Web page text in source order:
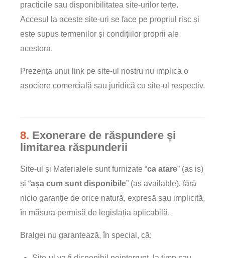
practicile sau disponibilitatea site-urilor terțe.
Accesul la aceste site-uri se face pe propriul risc și
este supus termenilor și condițiilor proprii ale
acestora.
Prezența unui link pe site-ul nostru nu implica o
asociere comercială sau juridică cu site-ul respectiv.
8. Exonerare de răspundere și
limitarea răspunderii
Site-ul și Materialele sunt furnizate “ca atare” (as is)
și “așa cum sunt disponibile” (as available), fără
nicio garanție de orice natură, expresă sau implicită,
în măsura permisă de legislația aplicabilă.
Bralgei nu garantează, în special, că: